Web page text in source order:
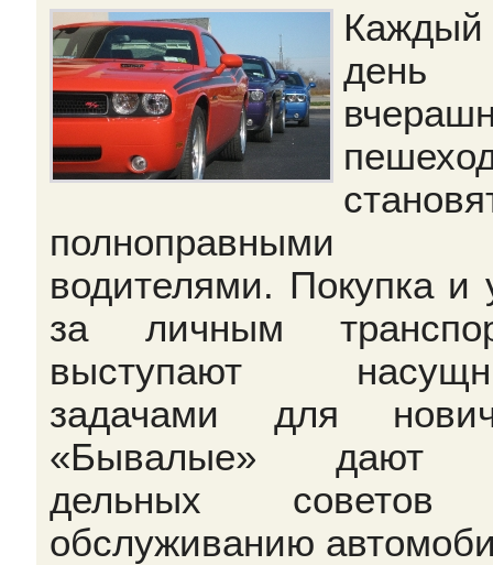
Каждый
день
полноправными
водителями. Покупка и
за личным
выступают
задачами для
«Бывалые» дают
дельных
обслуживанию